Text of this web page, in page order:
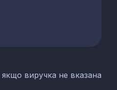
виручка не вказана